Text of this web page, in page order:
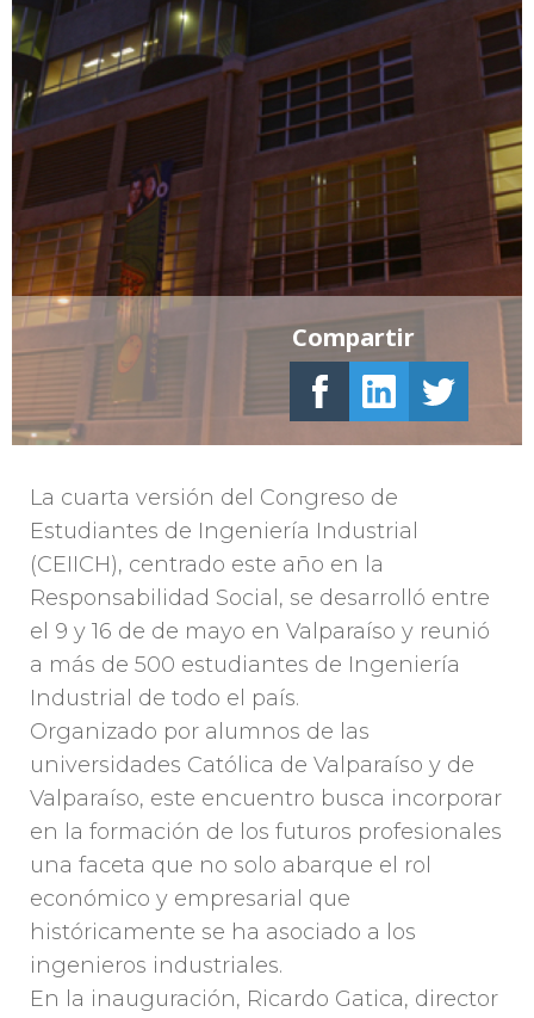
La cuarta versión del Congreso de
Estudiantes de Ingeniería Industrial
(CEIICH), centrado este año en la
Responsabilidad Social, se desarrolló entre
el 9 y 16 de de mayo en Valparaíso y reunió
a más de 500 estudiantes de Ingeniería
Industrial de todo el país.
Organizado por alumnos de las
universidades Católica de Valparaíso y de
Valparaíso, este encuentro busca incorporar
en la formación de los futuros profesionales
una faceta que no solo abarque el rol
económico y empresarial que
históricamente se ha asociado a los
ingenieros industriales.
En la inauguración, Ricardo Gatica, director
Compartir